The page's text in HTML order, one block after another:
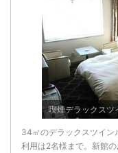
喫煙デラックスツ
34㎡のデラックスツイ
利用は2名様まで。新館の